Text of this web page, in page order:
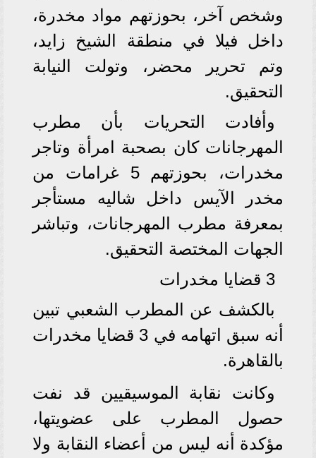
وشخص آخر، بحوزتهم مواد مخدرة،
داخل فيلا في منطقة الشيخ زايد،
وتم تحرير محضر، وتولت النيابة
التحقيق.
وأفادت التحريات بأن مطرب
المهرجانات كان بصحبة امرأة وتاجر
مخدرات، بحوزتهم 5 غرامات من
مخدر الآيس داخل شاليه مستأجر
بمعرفة مطرب المهرجانات، وتباشر
الجهات المختصة التحقيق.
3 قضايا مخدرات
بالكشف عن المطرب الشعبي تبين
أنه سبق اتهامه في 3 قضايا مخدرات
بالقاهرة.
وكانت نقابة الموسيقيين قد نفت
حصول المطرب على عضويتها،
مؤكدة أنه ليس من أعضاء النقابة ولا